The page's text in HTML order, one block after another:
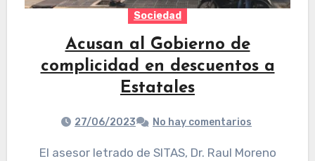
Sociedad
Acusan al Gobierno de
complicidad en descuentos a
Estatales
27/06/2023 No hay comentarios
El asesor letrado de SITAS, Dr. Raul Moreno